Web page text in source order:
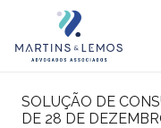
SOLUÇÃO DE
DE 28 DE